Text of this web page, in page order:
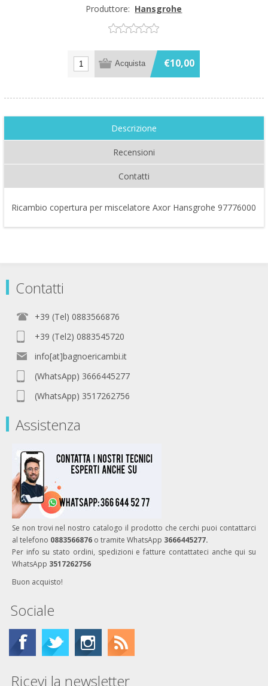
Produttore: Hansgrohe
€10,00
Descrizione
Recensioni
Contatti
Ricambio copertura per miscelatore Axor Hansgrohe 97776000
Contatti
+39 (Tel) 0883566876
+39 (Tel2) 0883545720
info[at]bagnoericambi.it
(WhatsApp) 3666445277
(WhatsApp) 3517262756
Assistenza
Se non trovi nel nostro catalogo il prodotto che cerchi puoi contattarci
al telefono 0883566876 o tramite WhatsApp 3666445277.
Per info su stato ordini, spedizioni e fatture contattateci anche qui su
WhatsApp 3517262756
Buon acquisto!
Sociale
Ricevi la newsletter